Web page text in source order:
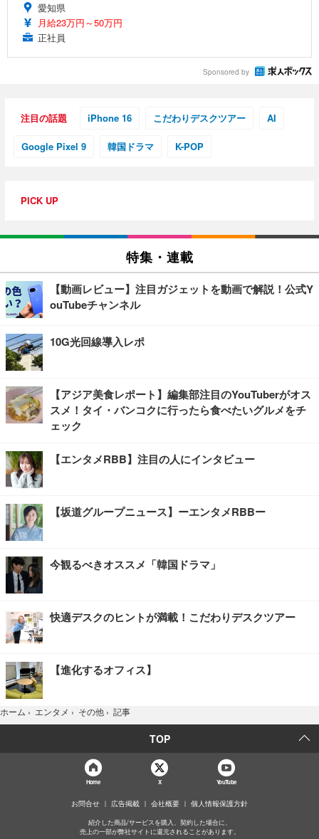
愛知県
月給23万円～50万円
正社員
Sponsored by
注目の話題 iPhone 16 こだわりデスクツアー AI
Google Pixel 9 韓国ドラマ K-POP
PICK UP
特集・連載
【動画レビュー】注目ガジェットを動画で解説！公式Y
ouTubeチャンネル
10G光回線導入レポ
【アジア美食レポート】編集部注目のYouTuberがオス
スメ！タイ・バンコクに行ったら食べたいグルメをチ
ェック
【エンタメRBB】注目の人にインタビュー
【坂道グループニュース】ーエンタメRBBー
今観るべきオススメ「韓国ドラマ」
快適デスクのヒントが満載！こだわりデスクツアー
【進化するオフィス】
ホーム › エンタメ › その他 › 記事
TOP
Home X YouTube
お問合せ 広告掲載 会社概要 個人情報保護方針
紹介した商品/サービスを購入、契約した場合に、
売上の一部が弊社サイトに還元されることがあります。